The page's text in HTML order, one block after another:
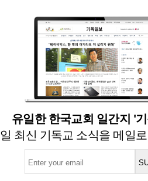
유일한 한국교회 일간지 '
최신 기독교 소식을 메일
교회일반 인터뷰 입력 2023.
한국 선교사
[인터뷰] 국제UBF 대표 란